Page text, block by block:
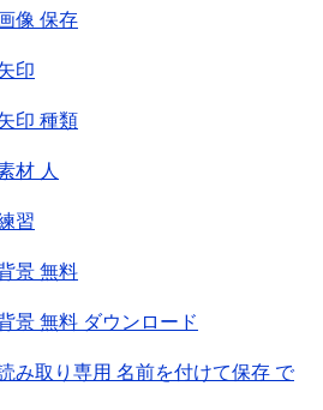
像 保存
印
印 種類
材 人
習
景 無料
景 無料 ダウンロード
み取り専用 名前を付けて保存 で